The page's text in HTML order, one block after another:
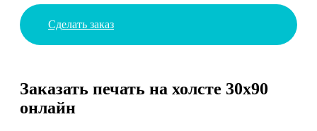
Сделать заказ
Заказать печать на холсте 30х90
онлайн